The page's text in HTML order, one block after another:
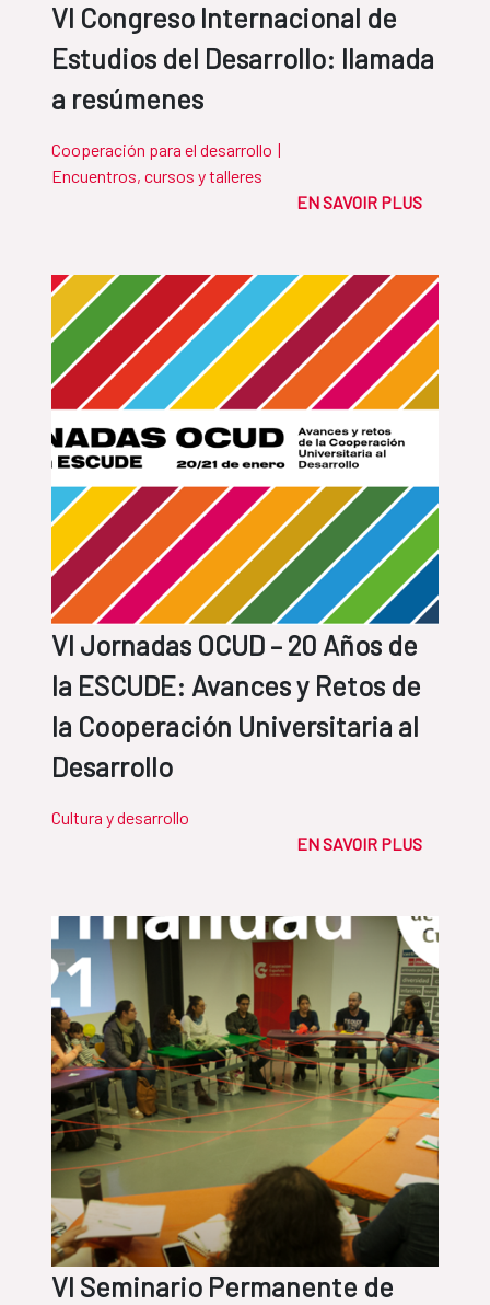
VI Congreso Internacional de
Estudios del Desarrollo: llamada
a resúmenes
Cooperación para el desarrollo |
Encuentros, cursos y talleres
EN SAVOIR PLUS
VI Jornadas OCUD – 20 Años de
la ESCUDE: Avances y Retos de
la Cooperación Universitaria al
Desarrollo
Cultura y desarrollo
EN SAVOIR PLUS
VI Seminario Permanente de